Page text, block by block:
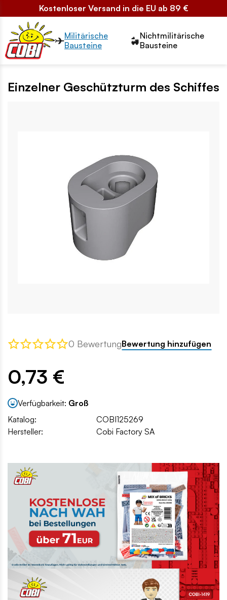
Kostenloser Versand in die EU ab 89 €
Przełącznik segmentów2
Militärische
Bausteine
Nichtmilitärische
Bausteine
Einzelner Geschützturm des Schiffes
0 BewertungBewertung hinzufügen
0,73 €
Verfügbarkeit: Groß
Katalog:
COBI125269
Hersteller:
Cobi Factory SA